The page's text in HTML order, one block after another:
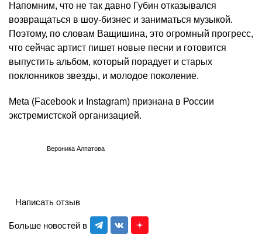
Напомним, что не так давно Губин отказывался
возвращаться в шоу-бизнес и заниматься музыкой.
Поэтому, по словам Ващишина, это огромный прогресс,
что сейчас артист пишет новые песни и готовится
выпустить альбом, который порадует и старых
поклонников звезды, и молодое поколение.
Meta (Facebook и Instagram) признана в России
экстремистской организацией.
Вероника Алпатова
Больше новостей в
Написать отзыв